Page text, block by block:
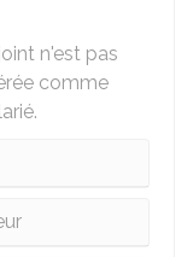
n'est pas
comme